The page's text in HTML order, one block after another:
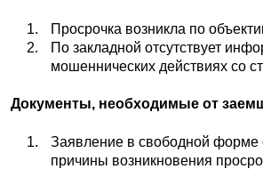
Просрочка возникла по
По закладной отсутствует
мошеннических действиях со
Документы, необходимые от
Заявление в свободной форме
причины возникновения